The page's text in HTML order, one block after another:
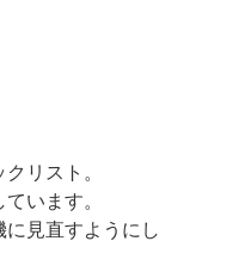
リスト。
います。
見直すようにし